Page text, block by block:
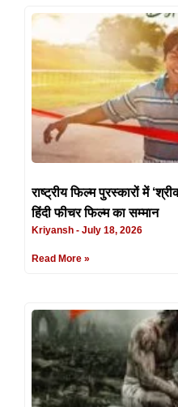
राष्ट्रीय फिल्म पुरस्कारों में
हिंदी फीचर फिल्म का सम्मान
Kriyansh July 18, 2026
Read More »